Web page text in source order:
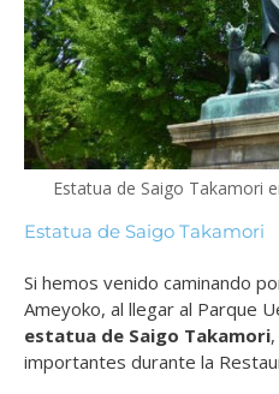
Estatua de Saigo Takamori
Estatua de Saigo Takamori
Si hemos venido caminando
Ameyoko, al llegar al Parque
estatua de Saigo Takamori
importantes durante la